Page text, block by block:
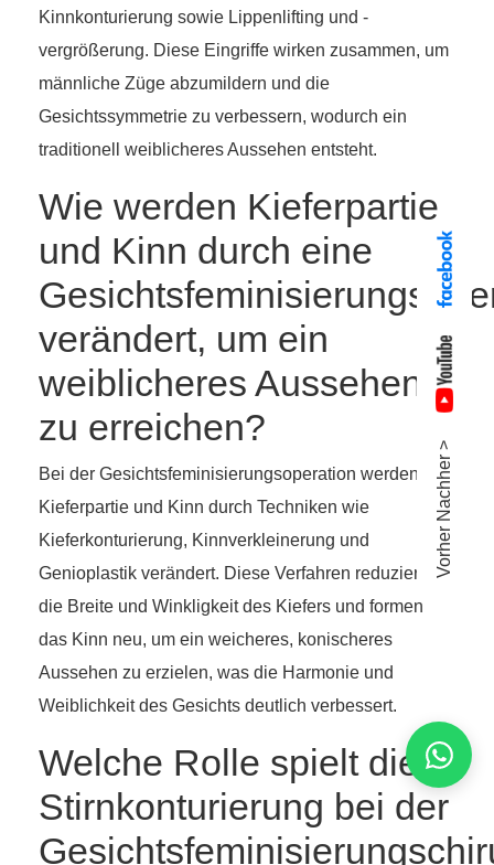
Kinnkonturierung sowie Lippenlifting und -
vergrößerung. Diese Eingriffe wirken zusammen, um
männliche Züge abzumildern und die
Gesichtssymmetrie zu verbessern, wodurch ein
traditionell weiblicheres Aussehen entsteht.
Wie werden Kieferpartie
und Kinn durch eine
verändert, um ein
weiblicheres Aussehen
zu erreichen?
Bei der Gesichtsfeminisierungsoperation werden
Kieferpartie und Kinn durch Techniken wie
Kieferkonturierung, Kinnverkleinerung und
Genioplastik verändert. Diese Verfahren reduzieren
die Breite und Winkligkeit des Kiefers und formen
das Kinn neu, um ein weicheres, konischeres
Aussehen zu erzielen, was die Harmonie und
Weiblichkeit des Gesichts deutlich verbessert.
Welche Rolle spielt die
Stirnkonturierung bei der
Vorher Nachher >